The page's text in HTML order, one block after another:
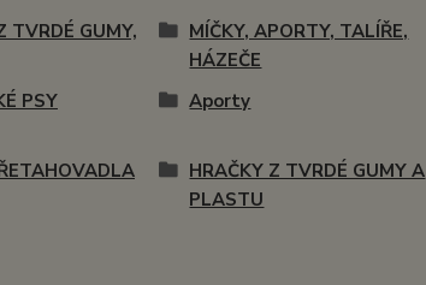
TVRDÉ GUMY,
MÍČKY, APORTY, TALÍŘE,
HÁZEČE
PSY Aporty
HRAČKY Z TVRDÉ GUMY A
PLASTU